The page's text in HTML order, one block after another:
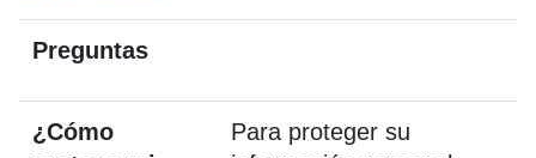
Preguntas
¿Cómo
Para proteger su